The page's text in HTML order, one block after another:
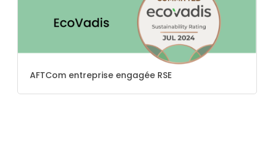
AFTCom entreprise engagée RSE